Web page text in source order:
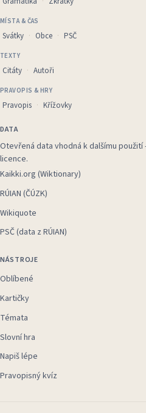
MÍSTA & ČAS
Svátky Obce PSČ
TEXTY
Citáty Autoři
PRAVOPIS & HRY
Pravopis Křížovky
DATA
Otevřená data vhodná k dalšímu
licence.
Kaikki.org (Wiktionary)
RÚIAN (ČÚZK)
Wikiquote
PSČ (data z RÚIAN)
NÁSTROJE
Oblíbené
Kartičky
Témata
Slovní hra
Napiš lépe
Pravopisný kvíz